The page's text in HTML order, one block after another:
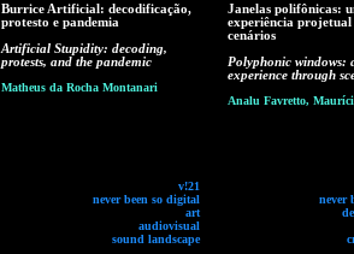
Burrice Artificial: decodificação,
protesto e pandemia
Artificial Stupidity: decoding,
protests, and the pandemic
Matheus da Rocha Montanari
v!21
never been so digital
art
audiovisual
sound landscape
Janelas polifônicas:
experiência
cenários
Polyphonic windows:
experience through
Analu Favretto,
never